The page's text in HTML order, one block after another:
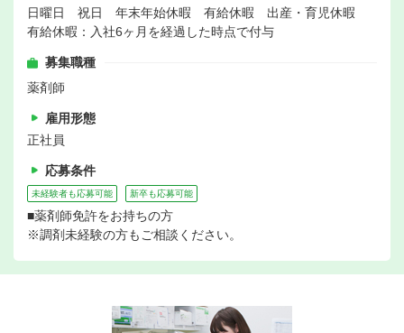
日曜日 祝日 年末年始休暇 有給休暇 出産・育児休暇
有給休暇：入社6ヶ月を経過した時点で付与
募集職種
薬剤師
雇用形態
正社員
応募条件
未経験者も応募可能 新卒も応募可能
■薬剤師免許をお持ちの方
※調剤未経験の方もご相談ください。